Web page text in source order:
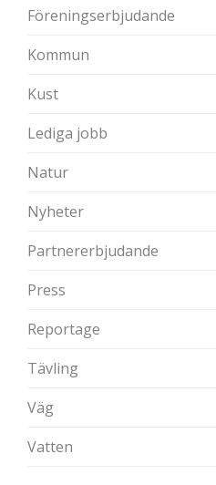
Föreningserbjudande
Kommun
Kust
Lediga jobb
Natur
Nyheter
Partnererbjudande
Press
Reportage
Tävling
Väg
Vatten